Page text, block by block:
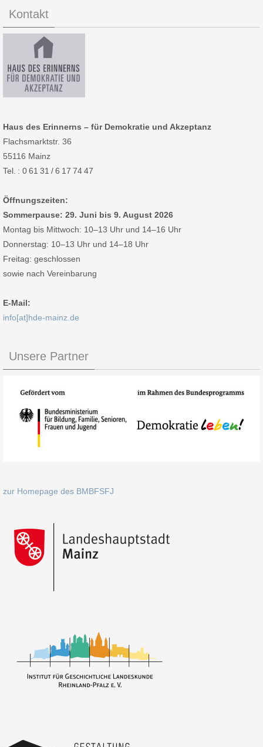
Kontakt
Haus des Erinnerns – für Demokratie und Akzeptanz
Flachsmarktstr. 36
55116 Mainz
Tel. : 0 61 31 / 6 17 74 47
Öffnungszeiten:
Sommerpause: 29. Juni bis 9. August 2026
Montag bis Mittwoch: 10–13 Uhr und 14–16 Uhr
Donnerstag: 10–13 Uhr und 14–18 Uhr
Freitag: geschlossen
sowie nach Vereinbarung
E-Mail:
info[at]hde-mainz.de
Unsere Partner
zur Homepage des BMBFSFJ